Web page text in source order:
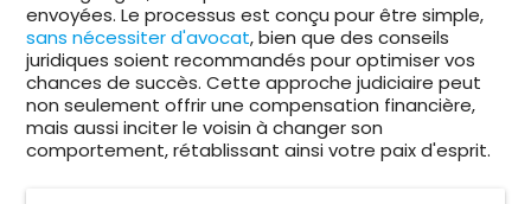
envoyées. Le processus est conçu pour être simple,
sans nécessiter d'avocat, bien que des conseils
juridiques soient recommandés pour optimiser vos
chances de succès. Cette approche judiciaire peut
non seulement offrir une compensation financière,
mais aussi inciter le voisin à changer son
comportement, rétablissant ainsi votre paix d'esprit.